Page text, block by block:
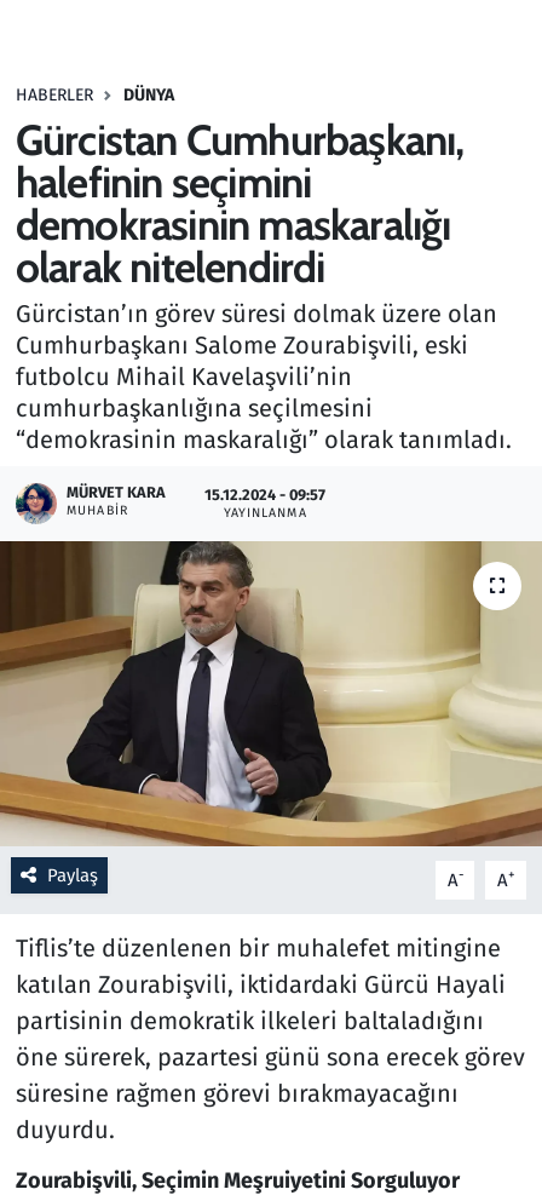
HABERLER DÜNYA
Gürcistan Cumhurbaşkanı,
halefinin seçimini
demokrasinin maskaralığı
olarak nitelendirdi
Gürcistan’ın görev süresi dolmak üzere olan
Cumhurbaşkanı Salome Zourabişvili, eski
futbolcu Mihail Kavelaşvili’nin
cumhurbaşkanlığına seçilmesini
“demokrasinin maskaralığı” olarak tanımladı.
MÜRVET KARA
MUHABIR
15.12.2024 - 09:57
YAYINLANMA
Paylaş A- A+
Tiflis’te düzenlenen bir muhalefet mitingine
katılan Zourabişvili, iktidardaki Gürcü Hayali
partisinin demokratik ilkeleri baltaladığını
öne sürerek, pazartesi günü sona erecek görev
süresine rağmen görevi bırakmayacağını
duyurdu.
Zourabişvili, Seçimin Meşruiyetini Sorguluyor
Haber
Kültür Sanat
Kurumsal Haberler
Lezzet Durağı
Memur ve Kamu
Otomobil
Ramazan
Resmi İlanlar
Rüya Tabirleri
Sağlık
Savunma Sanayi
Seçim 2023
Teknoloji ve Bilim
Televizyon